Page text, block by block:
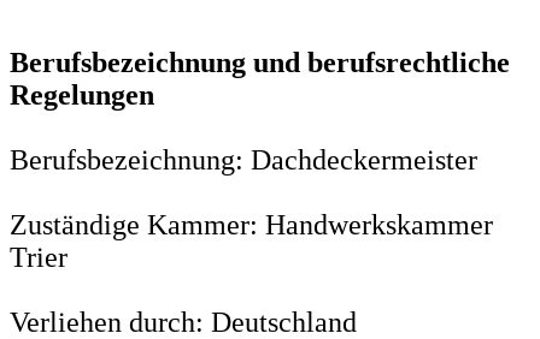
Berufsbezeichnung und berufsrechtliche
Regelungen
Berufsbezeichnung: Dachdeckermeister
Zuständige Kammer: Handwerkskammer
Trier
Verliehen durch: Deutschland